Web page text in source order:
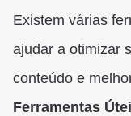
Existem várias
ajudar a otimizar
conteúdo e
Ferramentas